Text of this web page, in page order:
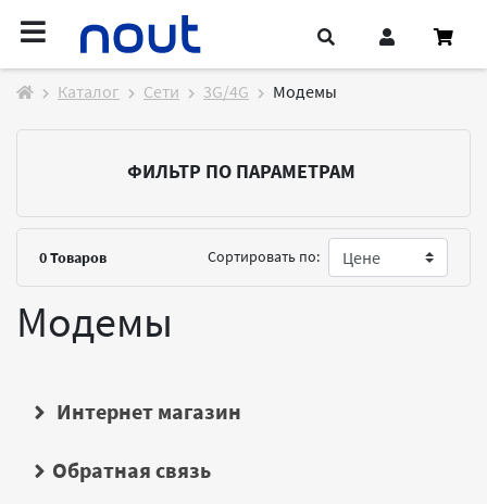
Каталог Cети 3G/4G Модемы
ФИЛЬТР ПО ПАРАМЕТРАМ
0Товаров Сортировать по:
Модемы
Интернет магазин
Обратная связь